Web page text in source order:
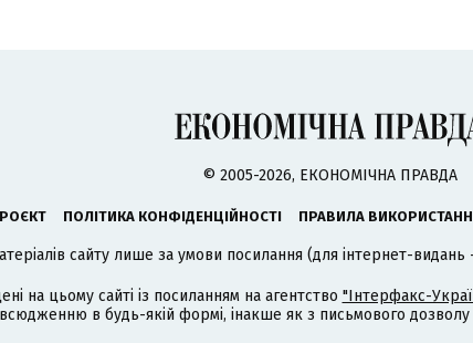
© 2005-2026, ЕКОНОМІЧНА ПРАВДА
ПОЛІТИКА КОНФІДЕНЦІЙНОСТІ ПРАВИЛА
сайту лише за умови посилання (для інтернет-видань
на цьому сайті із посиланням на агентство "Інтерфакс-
в будь-якій формі, інакше як з письмового дозволу